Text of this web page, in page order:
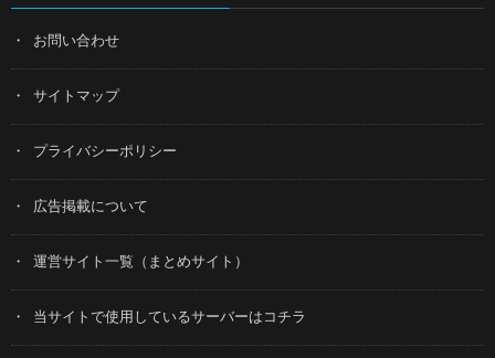
お問い合わせ
サイトマップ
プライバシーポリシー
広告掲載について
運営サイト一覧（まとめサイト）
当サイトで使用しているサーバーはコチラ